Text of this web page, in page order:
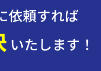
依頼すれば
いたします！